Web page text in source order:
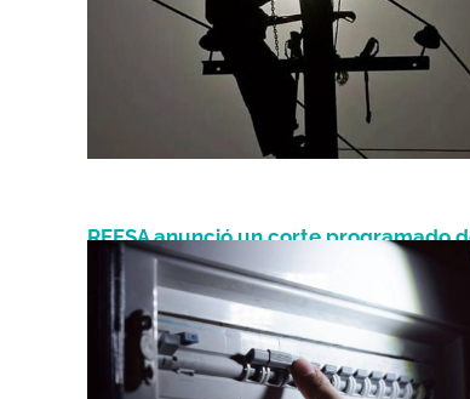
REFSA anunció un corte programado
9 de junio: conocé la zona y el horario
Junio 9, 2025